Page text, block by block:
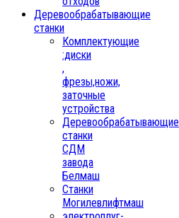
Деревообрабатывающие
станки
Комплектующие
:диски
,
фрезы,ножи,
заточные
устройства
Деревообрабатывающие
станки
СДМ
завода
Белмаш
Станки
Могилевлифтмаш